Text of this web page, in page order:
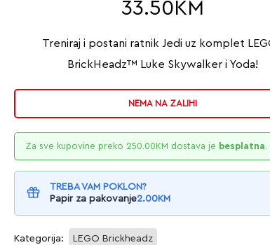
33.50 KM
Treniraj i postani ratnik Jedi uz komplet
BrickHeadz™ Luke Skywalker i Yoda!
NEMA NA ZALIHI
Za sve kupovine preko 250.00KM dostava je besplatna.
TREBA VAM POKLON?
Papir za pakovanje2.00KM
Kategorija: LEGO Brickheadz